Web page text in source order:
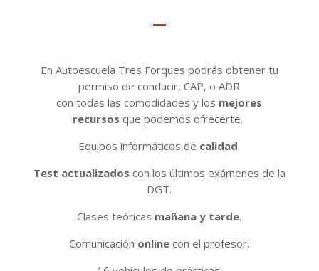
En Autoescuela Tres Forques podrás obtener tu
permiso de conducir, CAP, o ADR
con todas las comodidades y los mejores
recursos que podemos ofrecerte.
Equipos informáticos de calidad.
Test actualizados con los últimos exámenes de la
DGT.
Clases teóricas mañana y tarde.
Comunicación online con el profesor.